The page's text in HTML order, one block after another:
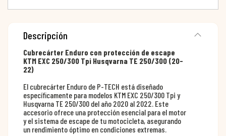
Descripción
Cubrecárter Enduro con protección de escape
KTM EXC 250/300 Tpi Husqvarna TE 250/300 (20-
22)
El cubrecárter Enduro de P-TECH está diseñado
específicamente para modelos KTM EXC 250/300 Tpi y
Husqvarna TE 250/300 del año 2020 al 2022. Este
accesorio ofrece una protección esencial para el motor
y el sistema de escape de tu motocicleta, asegurando
un rendimiento óptimo en condiciones extremas.